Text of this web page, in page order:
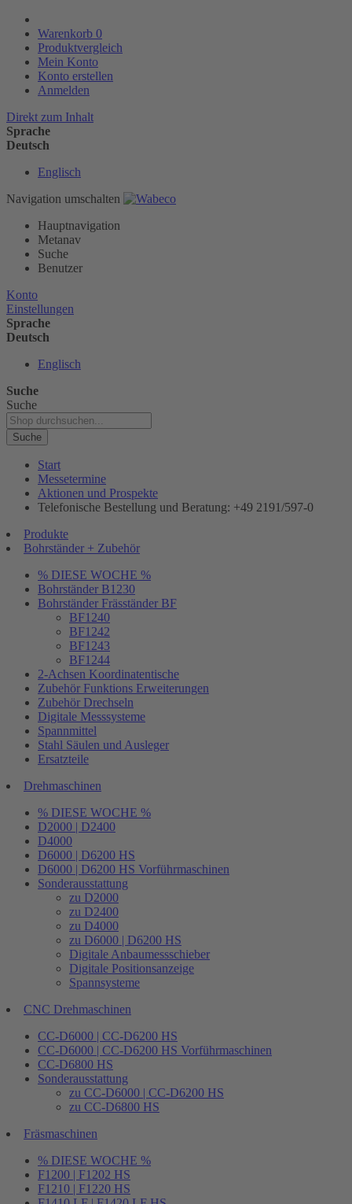
Warenkorb 0
Produktvergleich
Mein Konto
Konto erstellen
Anmelden
Direkt zum Inhalt
Sprache
Deutsch
Englisch
Navigation umschalten
Hauptnavigation
Metanav
Suche
Benutzer
Konto
Einstellungen
Sprache
Deutsch
Englisch
Suche
Suche
Suche
Start
Messetermine
Aktionen und Prospekte
Telefonische Bestellung und Beratung: +49 2191/597-0
Produkte
Bohrständer + Zubehör
% DIESE WOCHE %
Bohrständer B1230
Bohrständer Fräsständer BF
BF1240
BF1242
BF1243
BF1244
2-Achsen Koordinatentische
Zubehör Funktions Erweiterungen
Zubehör Drechseln
Digitale Messsysteme
Spannmittel
Stahl Säulen und Ausleger
Ersatzteile
Drehmaschinen
% DIESE WOCHE %
D2000 | D2400
D4000
D6000 | D6200 HS
D6000 | D6200 HS Vorführmaschinen
Sonderausstattung
zu D2000
zu D2400
zu D4000
zu D6000 | D6200 HS
Digitale Anbaumessschieber
Digitale Positionsanzeige
Spannsysteme
CNC Drehmaschinen
CC-D6000 | CC-D6200 HS
CC-D6000 | CC-D6200 HS Vorführmaschinen
CC-D6800 HS
Sonderausstattung
zu CC-D6000 | CC-D6200 HS
zu CC-D6800 HS
Fräsmaschinen
% DIESE WOCHE %
F1200 | F1202 HS
F1210 | F1220 HS